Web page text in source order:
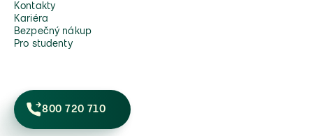
Kontakty
Kariéra
Bezpečný nákup
Pro studenty
800 720 710